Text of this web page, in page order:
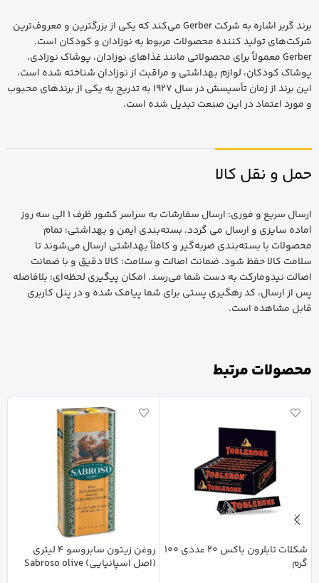
برند گربر اشاره به شرکت Gerber می‌کند که یکی از بزرگترین و معروف‌ترین
شرکت‌های تولید کننده محصولات مربوط به نوزادان و کودکان است.
Gerber معمولاً برای محصولاتی مانند غذاهای نوزادان، پوشاک نوزادی،
پوشاک کودکان، لوازم بهداشتی و مراقبت از نوزادان شناخته شده است.
این برند از زمان تأسیسش در سال ۱۹۲۷ به تدریج به یکی از برندهای محبوب
و مورد اعتماد در این صنعت تبدیل شده است.
حمل و نقل کالا
ارسال سریع و فوری: ارسال سفارشات به سراسر کشور ظرف 1 الی سه روز
اماده سایزی و ارسال می گردد. بسته‌بندی ایمن و بهداشتی: تمام
محصولات با بسته‌بندی ضربه‌گیر و کاملاً بهداشتی ارسال می‌شوند تا
سلامت کالا حفظ شود. ضمانت اصالت و سلامت: کالا دقیق و با ضمانت
اصالت نیدومارکت به دست شما می‌رسد. امکان پیگیری لحظه‌ای: بلافاصله
پس از ارسال، کد رهگیری پستی برای شما پیامک شده و در پنل کاربری
قابل مشاهده است.
محصولات مرتبط
شکلات تابلرون باکس 20 عددی 100
گرم
روغن زیتون سابروسو 4 لیتری
(اصل اسپانیایی) Sabroso olive